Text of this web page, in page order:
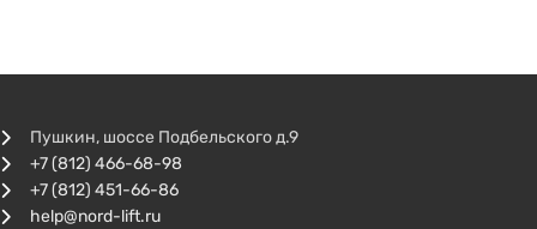
Пушкин, шоссе Подбельского д.9
+7 (812) 466-68-98
+7 (812) 451-66-86
help@nord-lift.ru